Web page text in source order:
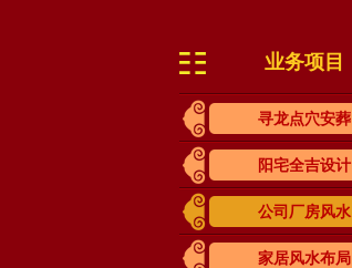
业务项目
寻龙点穴安葬
阳宅全吉设计
公司厂房风水
家居风水布局